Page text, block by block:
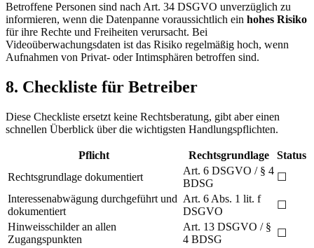
Betroffene Personen sind nach Art. 34 DSGVO unverzüglich zu
informieren, wenn die Datenpanne voraussichtlich ein hohes Risiko
für ihre Rechte und Freiheiten verursacht. Bei
Videoüberwachungsdaten ist das Risiko regelmäßig hoch, wenn
Aufnahmen von Privat- oder Intimsphären betroffen sind.
8. Checkliste für Betreiber
Diese Checkliste ersetzt keine Rechtsberatung, gibt aber einen
schnellen Überblick über die wichtigsten Handlungspflichten.
Pflicht Rechtsgrundlage
Status
Rechtsgrundlage dokumentiert
Art. 6 DSGVO / § 4
BDSG
☐
Interessenabwägung durchgeführt und
dokumentiert
Art. 6 Abs. 1 lit. f
DSGVO
☐
Hinweisschilder an allen
Zugangspunkten
Art. 13 DSGVO / §
4 BDSG
☐